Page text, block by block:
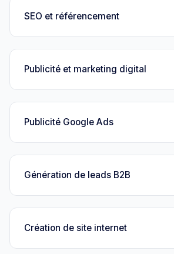
SEO et référencement
Publicité et marketing digital
Publicité Google Ads
Génération de leads B2B
Création de site internet